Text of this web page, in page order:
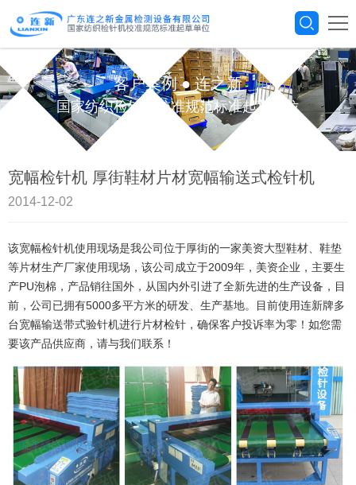
客户案例●连之新
国家纺织检针机校准规范标准起草单位
宽幅检针机 厚街鞋材片材宽幅输送式检针机
2014-12-02
该宽幅检针机使用现场是我公司位于厚街的一家美资大型鞋材、鞋垫
等片材生产厂家使用现场，该公司成立于2009年，美资企业，主要生
产PU泡棉，产品销往国外，从国内外引进了全新先进的生产设备，目
前，公司已拥有5000多平方米的研发、生产基地。目前使用连新牌多
台宽幅输送带式验针机进行片材检针，确保客户投诉率为零！如您需
要该产品供应商，请与我们联系！